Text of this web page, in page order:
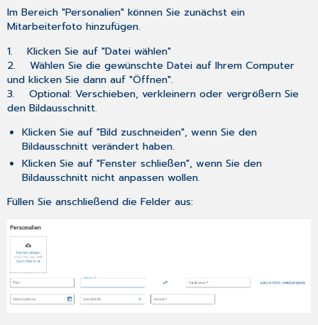
Im Bereich "Personalien" können Sie zunächst ein
Mitarbeiterfoto hinzufügen.
1. Klicken Sie auf "Datei wählen"
2. Wählen Sie die gewünschte Datei auf Ihrem Computer
und klicken Sie dann auf "Öffnen".
3. Optional: Verschieben, verkleinern oder vergrößern Sie
den Bildausschnitt.
Klicken Sie auf "Bild zuschneiden", wenn Sie den
Bildausschnitt verändert haben.
Klicken Sie auf "Fenster schließen", wenn Sie den
Bildausschnitt nicht anpassen wollen.
Füllen Sie anschließend die Felder aus: